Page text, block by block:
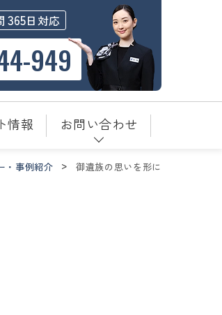
365日対応
949
情報 お問い合わせ
・事例紹介 御遺族の思いを形に